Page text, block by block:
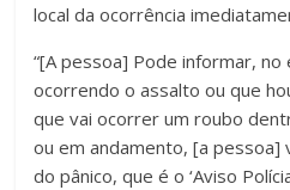
local da ocorrência
“[A pessoa] Pode informar,
ocorrendo o assalto ou que
que vai ocorrer um roubo
ou em andamento, [a
do pânico, que é o ‘Aviso